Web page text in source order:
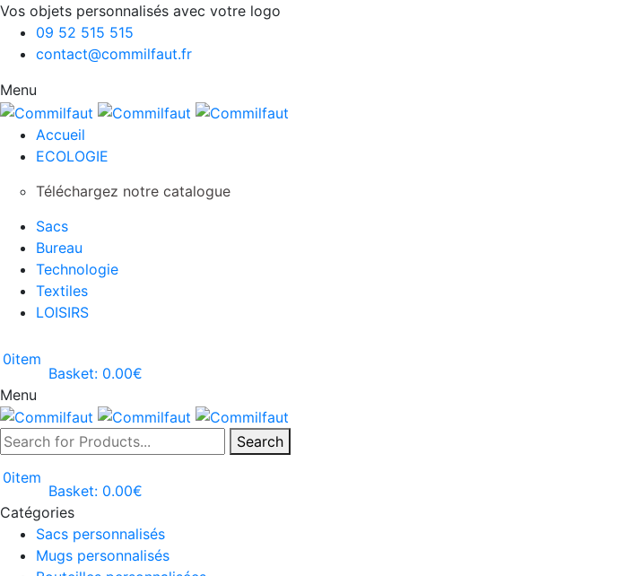
Vos objets personnalisés avec votre logo
09 52 515 515
contact@commilfaut.fr
Menu
Accueil
ECOLOGIE
Téléchargez notre catalogue
Sacs
Bureau
Technologie
Textiles
LOISIRS
0item
Basket: 0.00€
Menu
Search
0item
Basket: 0.00€
Catégories
Sacs personnalisés
Mugs personnalisés